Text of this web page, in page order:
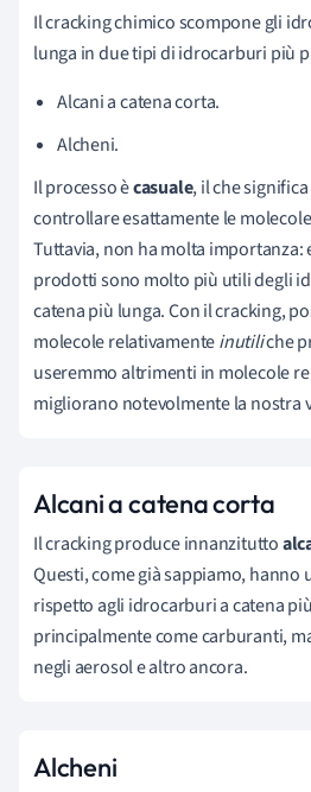
Il cracking chimico scompone gli
lunga in due tipi di idrocarburi più
Alcani a catena corta.
Alcheni.
Il processo ècasuale, il che
controllare esattamente le
Tuttavia, non ha molta
prodotti sono molto più utili degli
catena più lunga. Con il cracking,
molecole relativamenteinutiliche
useremmo altrimenti in molecole
migliorano notevolmente la nostra
Alcani a catena corta
Il cracking produce innanzitutto
Questi, come già sappiamo, hanno
rispetto agli idrocarburi a catena
principalmente come carburanti,
negli aerosol e altro ancora.
Alcheni